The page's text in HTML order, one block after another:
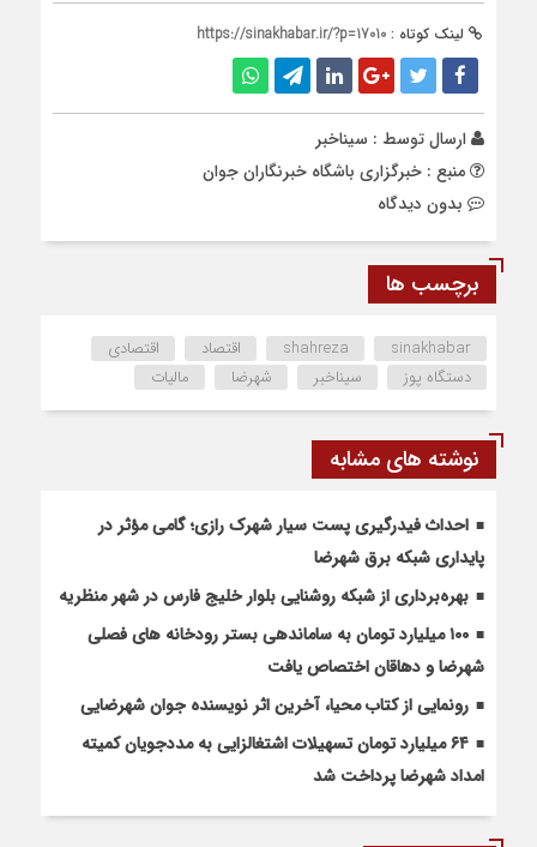
لینک کوتاه : https://sinakhabar.ir/?p=17010
ارسال توسط : سیناخبر
منبع : خبرگزاری باشگاه خبرنگاران جوان
بدون دیدگاه
برچسب ها
shahreza sinakhabar اقتصاد
اقتصادی
دستگاه پوز
سیناخبر شهرضا مالیات
نوشته های مشابه
احداث فیدرگیری پست سیار شهرک رازی؛ گامی مؤثر در
پایداری شبکه برق شهرضا
بهره‌برداری از شبکه روشنایی بلوار خلیج فارس در شهر منظریه
۱۰۰ میلیارد تومان به ساماندهی بستر رودخانه های فصلی
شهرضا و دهاقان اختصاص یافت
رونمایی از کتاب محیا، آخرین اثر نویسنده جوان شهرضایی
۶۴ میلیارد تومان تسهیلات اشتغالزایی به مددجویان کمیته
امداد شهرضا پرداخت شد